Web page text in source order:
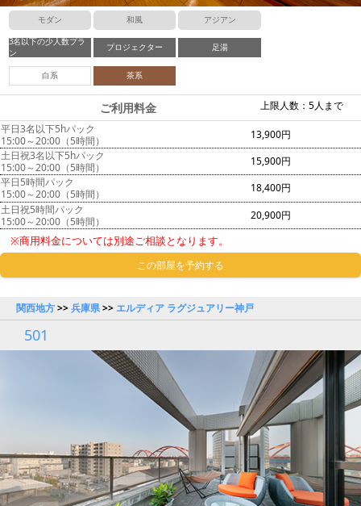
モダン 和風 アジアン
3名以下の少人数プラ
ン
プロジェクター 足湯
白系 茶系
上限人数：5人まで
ご利用料金
平日3名以下5hパック
15:00～20:00（5時間）
13,900円
土日祝3名以下5hパック
15:00～20:00（5時間）
15,900円
平日5時間パック
15:00～20:00（5時間）
18,400円
土日祝5時間パック
15:00～20:00（5時間）
20,900円
※商用料金については別途ご相談となります。
この部屋を予約する
関西地方>>兵庫県>> エルディア ラグジュアリー神戸
501